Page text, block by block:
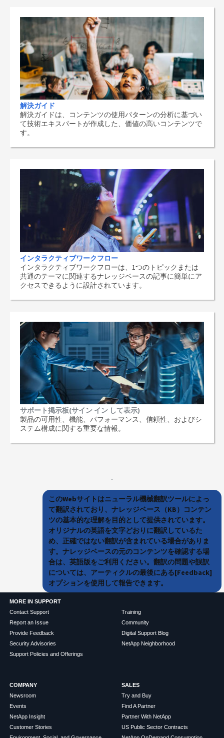
解決ガイド
解決ガイドは、コンテンツの使用パターンの分析に基づい
て技術エキスパートが作成した、価値の高いコンテンツで
す。
インタラクティブワークフロー
インタラクティブワークフローは、1つのトピックまたは
共通のテーマに関連するナレッジベースの記事に簡単にア
クセスできるように設計されています。
サポート掲示板(サイン イン して表示)
製品の可用性、機能、パフォーマンス、信頼性、およびシ
ステム構成に関する重要な情報。
このWebサイトはニューラル機械翻訳ツールによっ
て翻訳されており、ナレッジベース（KB）コンテン
ツの基本的な理解を目的として提供されています。
オリジナルの英語を文字どおりに翻訳しているた
め、正確ではない翻訳が含まれている場合がありま
す。ナレッジベースの元のコンテンツを確認する場
合は、英語版をご利用ください。翻訳の問題や誤訳
については、アーティクルの最後にある[Feedback]
オプションを使用して報告できます。
MORE IN SUPPORT
Contact Support
Report an Issue
Provide Feedback
Security Advisories
Support Policies and Offerings
Training
Community
Digital Support Blog
NetApp Neighborhood
COMPANY
Newsroom
Events
NetApp Insight
Customer Stories
SALES
Try and Buy
Find A Partner
Partner With NetApp
US Public Sector Contracts